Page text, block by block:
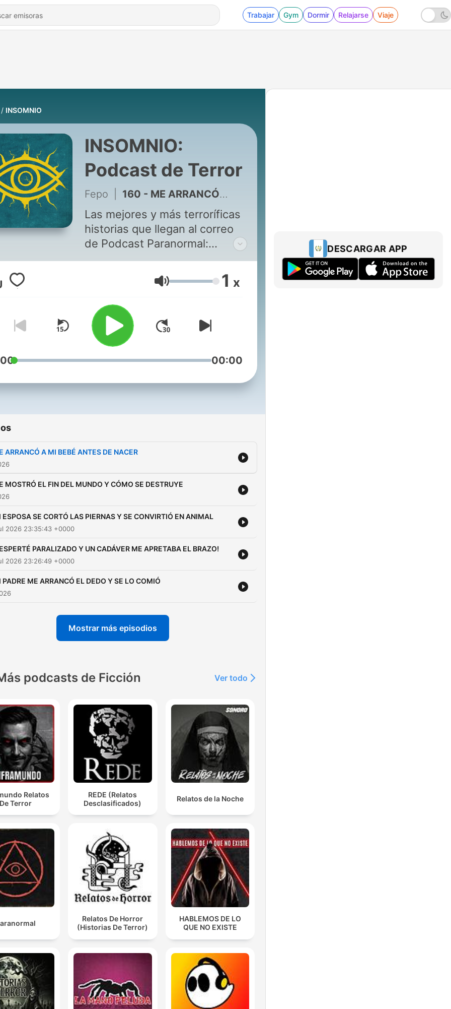
Trabajar Gym Dormir Relajarse Viaje
INSOMNIO
INSOMNIO:
Podcast de Terror
Fepo 160 - ME ARRANCÓ A MI BEBÉ ANTES DE NACER
Las mejores y más terroríficas
historias que llegan al correo
de Podcast Paranormal:
fepo@podcastparanormal.com
Capítulos ESTRENO cada
JUEVES. Patrocinios y
negocios:
contacto@podcastparanormal.com
Volumen 1 x
00:00
ARRANCÓ A MI BEBÉ ANTES DE NACER
MOSTRÓ EL FIN DEL MUNDO Y CÓMO SE DESTRUYE
ESPOSA SE CORTÓ LAS PIERNAS Y SE CONVIRTIÓ EN ANIMAL
2026 23:35:43 +0000
PARALIZADO Y UN CADÁVER ME APRETABA EL BRAZO!
2026 23:26:49 +0000
PADRE ME ARRANCÓ EL DEDO Y SE LO COMIÓ
Mostrar más episodios
podcasts de Ficción Ver todo
Relatos
Terror
REDE (Relatos
Desclasificados)
Relatos de la Noche
Relatos De Horror
(Historias De Terror)
HABLEMOS DE LO
QUE NO EXISTE
DESCARGAR APP